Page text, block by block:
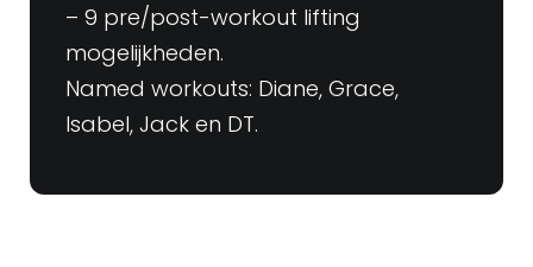
– 9 pre/post-workout lifting
mogelijkheden.
Named workouts: Diane, Grace,
Isabel, Jack en DT.